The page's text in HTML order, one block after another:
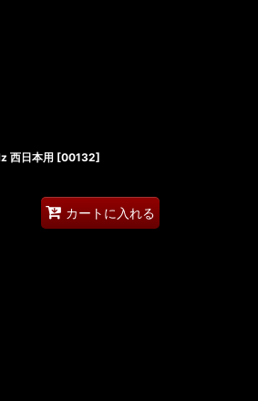
西日本用 [00132]
カートに入れる